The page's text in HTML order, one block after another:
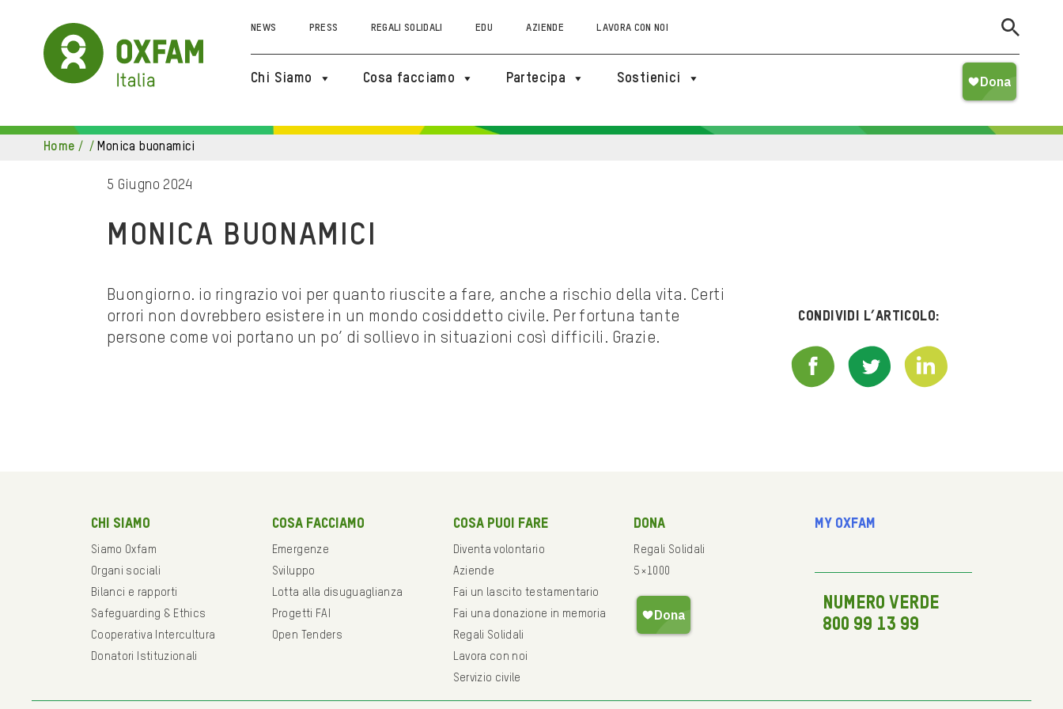
NEWS PRESS REGALI SOLIDALI EDU AZIENDE LAVORA CON NOI
Chi Siamo Cosa facciamo Partecipa Sostienici
home / / monica buonamici
5 Giugno 2024
MONICA BUONAMICI
Buongiorno. io ringrazio voi per quanto riuscite a fare, anche a rischio della vita. Certi
orrori non dovrebbero esistere in un mondo cosiddetto civile. Per fortuna tante
persone come voi portano un po’ di sollievo in situazioni così difficili. Grazie.
Condividi l’articolo:
Chi siamo
Siamo Oxfam
Organi sociali
Bilanci e rapporti
Safeguarding & Ethics
Cooperativa Intercultura
Donatori Istituzionali
Cosa facciamo
Emergenze
Sviluppo
Lotta alla disuguaglianza
Progetti FAI
Open Tenders
Cosa puoi fare
Diventa volontario
Aziende
Fai un lascito testamentario
Fai una donazione in memoria
Regali Solidali
Lavora con noi
Servizio civile
Dona
Regali Solidali
5×1000
My Oxfam
NUMERO VERDE
800 99 13 99